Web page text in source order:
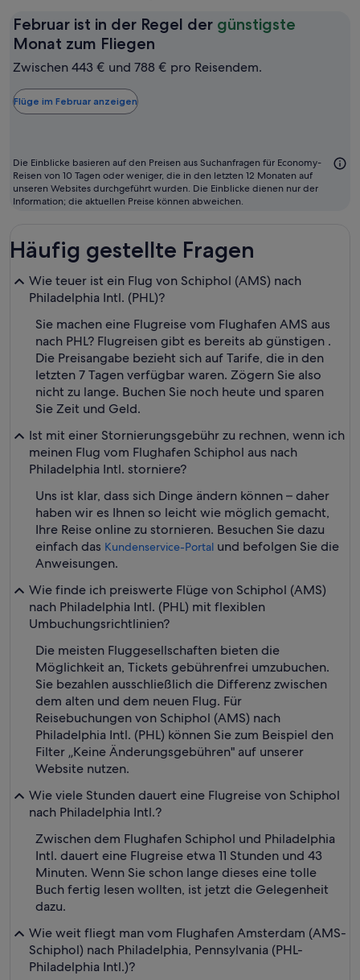
Februar ist in der Regel der günstigste
Monat zum Fliegen
ist
günstigste
Monat
zum
Zwischen 443 € und 788 € pro Reisendem.
Flüge im Februar anzeigen
Die Einblicke basieren auf den Preisen aus Suchanfragen für Economy-
Reisen von 10 Tagen oder weniger, die in den letzten 12 Monaten auf
unseren Websites durchgeführt wurden. Die Einblicke dienen nur der
Information; die aktuellen Preise können abweichen.
Häufig gestellte Fragen
Wie teuer ist ein Flug von Schiphol (AMS) nach
Philadelphia Intl. (PHL)?
Sie machen eine Flugreise vom Flughafen AMS aus
nach PHL? Flugreisen gibt es bereits ab günstigen .
Die Preisangabe bezieht sich auf Tarife, die in den
letzten 7 Tagen verfügbar waren. Zögern Sie also
nicht zu lange. Buchen Sie noch heute und sparen
Sie Zeit und Geld.
Ist mit einer Stornierungsgebühr zu rechnen, wenn ich
meinen Flug vom Flughafen Schiphol aus nach
Philadelphia Intl. storniere?
Uns ist klar, dass sich Dinge ändern können – daher
haben wir es Ihnen so leicht wie möglich gemacht,
Ihre Reise online zu stornieren. Besuchen Sie dazu
einfach das Kundenservice-Portal und befolgen Sie die
Anweisungen.
Wie finde ich preiswerte Flüge von Schiphol (AMS)
nach Philadelphia Intl. (PHL) mit flexiblen
Umbuchungsrichtlinien?
Die meisten Fluggesellschaften bieten die
Möglichkeit an, Tickets gebührenfrei umzubuchen.
Sie bezahlen ausschließlich die Differenz zwischen
dem alten und dem neuen Flug. Für
Reisebuchungen von Schiphol (AMS) nach
Philadelphia Intl. (PHL) können Sie zum Beispiel den
Filter „Keine Änderungsgebühren" auf unserer
Website nutzen.
Wie viele Stunden dauert eine Flugreise von Schiphol
nach Philadelphia Intl.?
Zwischen dem Flughafen Schiphol und Philadelphia
Intl. dauert eine Flugreise etwa 11 Stunden und 43
Minuten. Wenn Sie schon lange dieses eine tolle
Buch fertig lesen wollten, ist jetzt die Gelegenheit
dazu.
Wie weit fliegt man vom Flughafen Amsterdam (AMS-
Schiphol) nach Philadelphia, Pennsylvania (PHL-
Philadelphia Intl.)?